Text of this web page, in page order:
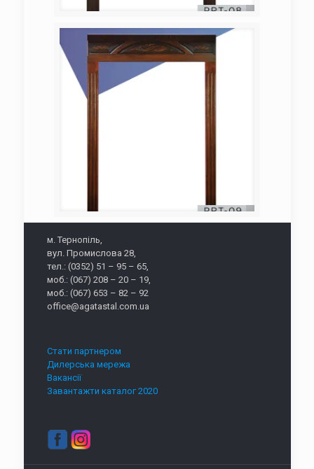
м. Тернопіль,
вул. Промислова 28,
тел.: (0352) 51 – 95 – 65,
моб.: (067) 208 – 20 – 19,
моб.: (067) 653 – 82 – 92
office@agatastal.com.ua
Стати партнером
Дилерська мережа
Вакансії
Завантажти каталог 2020